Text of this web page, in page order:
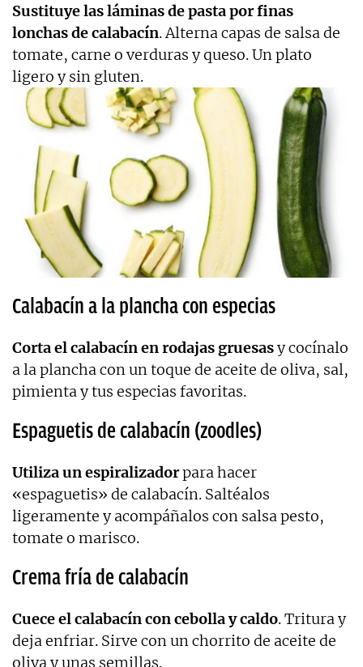
Sustituye las láminas de pasta por finas
lonchas de calabacín. Alterna capas de salsa de
tomate, carne o verduras y queso. Un plato
ligero y sin gluten.
Calabacín a la plancha con especias
Corta el calabacín en rodajas gruesasy cocínalo
a la plancha con un toque de aceite de oliva, sal,
pimienta y tus especias favoritas.
Espaguetis de calabacín (zoodles)
Utiliza un espiralizadorpara hacer
«espaguetis» de calabacín. Saltéalos
ligeramente y acompáñalos con salsa pesto,
tomate o marisco.
Crema fría de calabacín
Cuece el calabacín con cebolla y caldo. Tritura y
deja enfriar. Sirve con un chorrito de aceite de
oliva y unas semillas.